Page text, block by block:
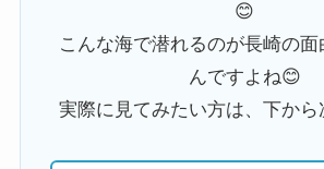
😊
こんな海で潜れるのが長崎の
んですよね😊
実際に見てみたい方は、下から